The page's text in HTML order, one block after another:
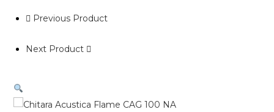
Previous Product
Next Product